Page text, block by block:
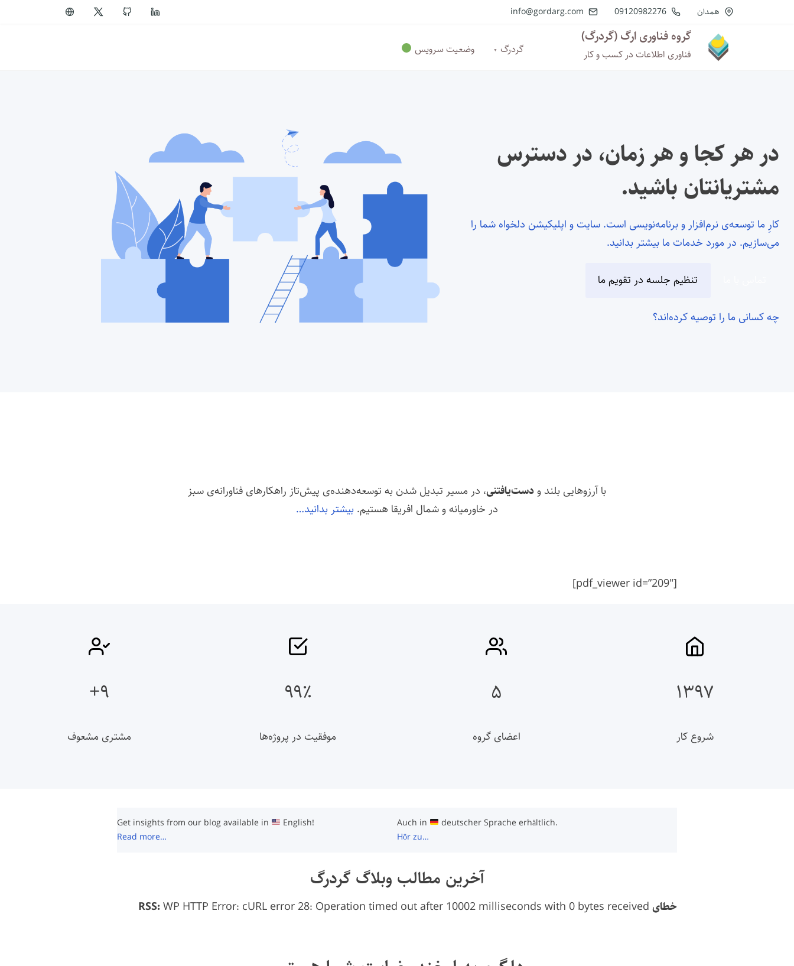
همدان
گروه فناوری ارگ (گردرگ)
فناوری اطلاعات در کسب و کار گردرگ وضعیت سرویس
در هر کجا و هر زمان، در دسترس
مشتریانتان باشید.
کارِ ما توسعه‌ی نرم‌افزار و برنامه‌نویسی است. سایت و اپلیکیشن دلخواه شما را
می‌سازیم. در مورد خدمات ما بیشتر بدانید.
تنظیم جلسه در تقویم ما
چه کسانی ما را توصیه کرده‌اند؟
با آرزوهایی بلند ودست‌یافتنی، در مسیر تبدیل شدن به توسعه‌دهنده‌ی پیش‌تاز راهکار‌های فناورانه‌ی سبز
در خاورمیانه و شمال افریقا هستیم. بیشتر بدانید…
[pdf_viewer id=”209″]
۱۳۹۷
شروع کار
۵
اعضای گروه
۹۹٪
موفقیت در پروژه‌ها
۹+
مشتری مشعوف
Get insights from our blog available in
English!
Read more…
Auch in
deutscher Sprache erhältlich.
Hör zu…
آخرین مطالب وبلاگ گردرگ
خطای RSS: WP HTTP Error: cURL error 28: Operation timed out after 10002 milliseconds with 0 bytes received